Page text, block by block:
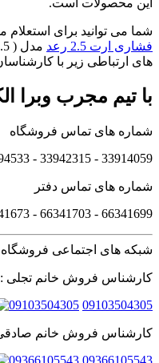
شما می توانید برای استعلام
فشاری ارت 2.5 رعد
های ارتباطی زیر با
با تیم مجرب وبرا
شماره های تماس فروشگاه
33914059 - 33942315 - 33994533 - 33901836 - 33999160-3 ​
شماره های تماس دفتر
66341699 - 66341703 - 66341673 - 66341743
شبکه های اجتماعی فروشگاه
کارشناس فروش خانم تجلی :
09103504305
09103504305
کارشناس فروش خانم
09366105543
09366105543